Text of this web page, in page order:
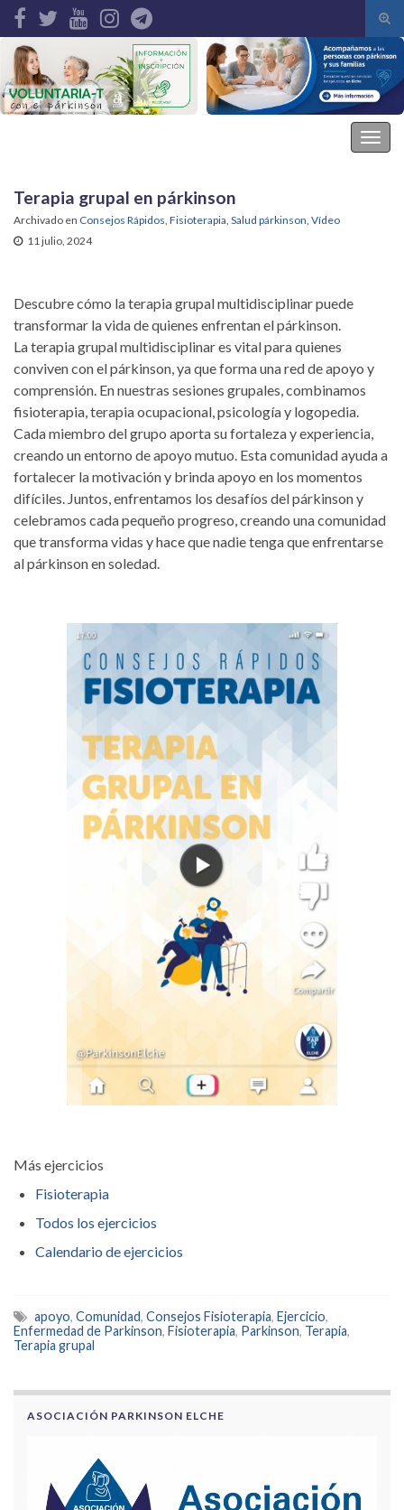
de
Search for:
Terapia grupal en párkinson
Archivado en Consejos Rápidos, Fisioterapia, Salud párkinson, Vídeo
11 julio, 2024
Descubre cómo la terapia grupal multidisciplinar puede
transformar la vida de quienes enfrentan el párkinson.
La terapia grupal multidisciplinar es vital para quienes
conviven con el párkinson, ya que forma una red de apoyo y
comprensión. En nuestras sesiones grupales, combinamos
fisioterapia, terapia ocupacional, psicología y logopedia.
Cada miembro del grupo aporta su fortaleza y experiencia,
creando un entorno de apoyo mutuo. Esta comunidad ayuda a
fortalecer la motivación y brinda apoyo en los momentos
difíciles. Juntos, enfrentamos los desafíos del párkinson y
celebramos cada pequeño progreso, creando una comunidad
que transforma vidas y hace que nadie tenga que enfrentarse
al párkinson en soledad.
Más ejercicios
Fisioterapia
Todos los ejercicios
Calendario de ejercicios
apoyo, Comunidad, Consejos Fisioterapia, Ejercicio,
Enfermedad de Parkinson, Fisioterapia, Parkinson, Terapia,
Terapia grupal
ASOCIACIÓN PARKINSON ELCHE